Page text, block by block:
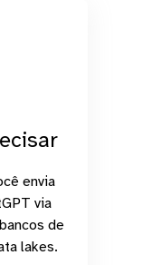
envia
via
de
lakes.